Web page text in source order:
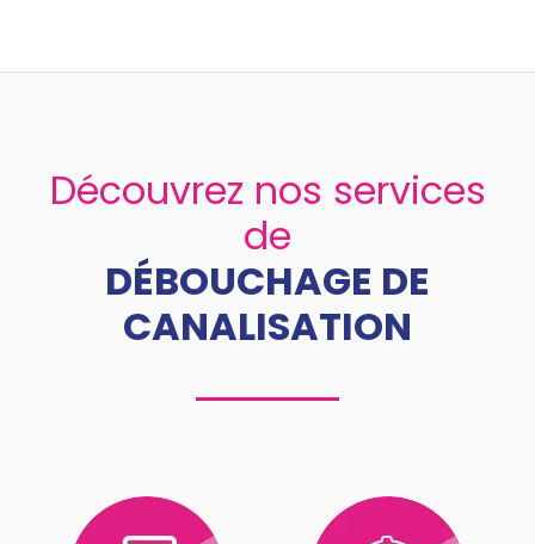
Découvrez nos services
de
DÉBOUCHAGE DE
CANALISATION